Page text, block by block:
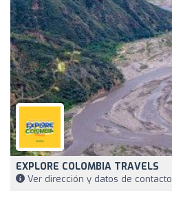
EXPLORE COLOMBIA TRAVELS
Ver dirección y datos de contacto